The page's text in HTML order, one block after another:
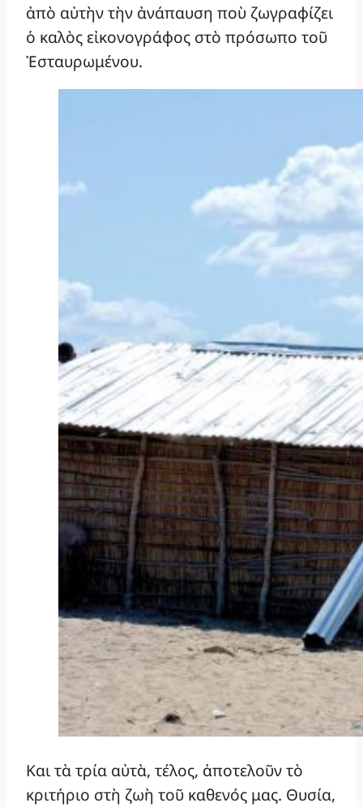
ἀπὸ αὐτὴν τὴν ἀνάπαυση ποὺ ζωγραφίζει
ὁ καλὸς εἰκονογράφος στὸ πρόσωπο τοῦ
Ἐσταυρωμένου.
Και τὰ τρία αὐτὰ, τέλος, ἀποτελοῦν τὸ
κριτήριο στὴ ζωὴ τοῦ καθενός μας. Θυσία,